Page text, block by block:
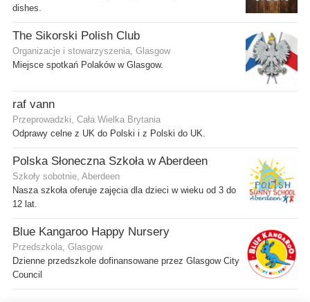
dishes.
The Sikorski Polish Club
Organizacje i stowarzyszenia, Glasgow
Miejsce spotkań Polaków w Glasgow.
raf vann
Przeprowadzki, Cała Wielka Brytania
Odprawy celne z UK do Polski i z Polski do UK.
Polska Słoneczna Szkoła w Aberdeen
Szkoły sobotnie, Aberdeen
Nasza szkoła oferuje zajęcia dla dzieci w wieku od 3 do
12 lat.
Blue Kangaroo Happy Nursery
Przedszkola, Glasgow
Dzienne przedszkole dofinansowane przez Glasgow City
Council